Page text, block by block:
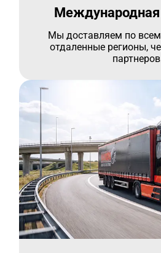
Международная
Мы доставляем по
отдаленные регионы,